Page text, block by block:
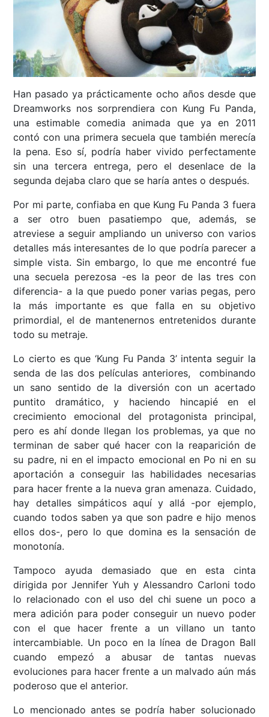
Han pasado ya prácticamente ocho años desde que
Dreamworks nos sorprendiera con Kung Fu Panda,
una estimable comedia animada que ya en 2011
contó con una primera secuela que también merecía
la pena. Eso sí, podría haber vivido perfectamente
sin una tercera entrega, pero el desenlace de la
segunda dejaba claro que se haría antes o después.
Por mi parte, confiaba en que Kung Fu Panda 3 fuera
a ser otro buen pasatiempo que, además, se
atreviese a seguir ampliando un universo con varios
detalles más interesantes de lo que podría parecer a
simple vista. Sin embargo, lo que me encontré fue
una secuela perezosa -es la peor de las tres con
diferencia- a la que puedo poner varias pegas, pero
la más importante es que falla en su objetivo
primordial, el de mantenernos entretenidos durante
todo su metraje.
Lo cierto es que ‘Kung Fu Panda 3’ intenta seguir la
senda de las dos películas anteriores, combinando
un sano sentido de la diversión con un acertado
puntito dramático, y haciendo hincapié en el
crecimiento emocional del protagonista principal,
pero es ahí donde llegan los problemas, ya que no
terminan de saber qué hacer con la reaparición de
su padre, ni en el impacto emocional en Po ni en su
aportación a conseguir las habilidades necesarias
para hacer frente a la nueva gran amenaza. Cuidado,
hay detalles simpáticos aquí y allá -por ejemplo,
cuando todos saben ya que son padre e hijo menos
ellos dos-, pero lo que domina es la sensación de
monotonía.
Tampoco ayuda demasiado que en esta cinta
dirigida por Jennifer Yuh y Alessandro Carloni todo
lo relacionado con el uso del chi suene un poco a
mera adición para poder conseguir un nuevo poder
con el que hacer frente a un villano un tanto
intercambiable. Un poco en la línea de Dragon Ball
cuando empezó a abusar de tantas nuevas
evoluciones para hacer frente a un malvado aún más
poderoso que el anterior.
Lo mencionado antes se podría haber solucionado